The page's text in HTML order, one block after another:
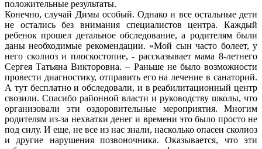
положительные результаты.
Конечно, случай Димы особый. Однако и все остальные дети
не остались без внимания специалистов центра. Каждый
ребенок прошел детальное обследование, а родителям были
даны необходимые рекомендации. «Мой сын часто болеет, у
него сколиоз и плоскостопие, - рассказывает мама 8-летнего
Сергея Татьяна Викторовна. – Раньше не было возможности
провести диагностику, отправить его на лечение в санаторий.
А тут бесплатно и обследовали, и в реабилитационный центр
свозили. Спасибо районной власти и руководству школы, что
организовали эти оздоровительные мероприятия. Многим
родителям из-за нехватки денег и времени это было просто не
под силу. И еще, не все из нас знали, насколько опасен сколиоз
и другие нарушения позвоночника. Оказывается, что эти